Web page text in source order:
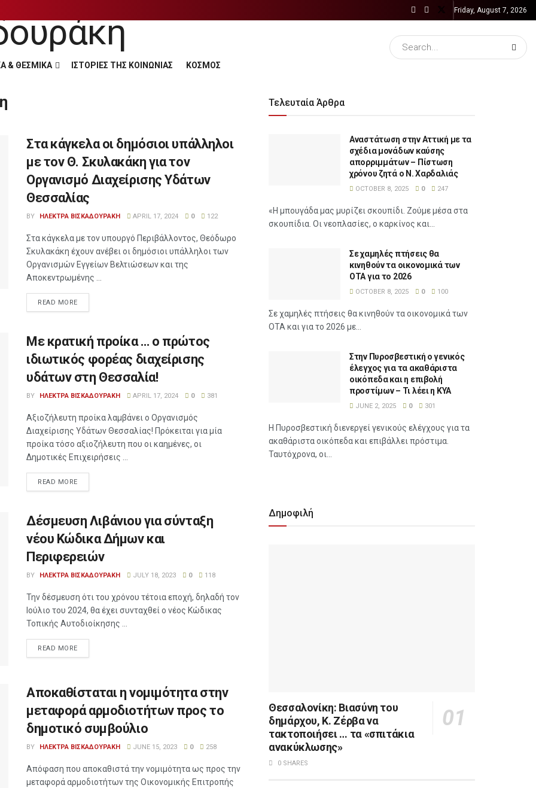
Friday, August 7, 2026
& ΘΕΣΜΙΚΑ ΙΣΤΟΡΙΕΣ ΤΗΣ ΚΟΙΝΩΝΙΑΣ ΚΟΣΜΟΣ
Στα κάγκελα οι δημόσιοι υπάλληλοι
με τον Θ. Σκυλακάκη για τον
Οργανισμό Διαχείρισης Υδάτων
Θεσσαλίας
BY ΗΛΕΚΤΡΑ ΒΙΣΚΑΔΟΥΡΑΚΗ APRIL 17, 2024 0 122
Στα κάγκελα με τον υπουργό Περιβάλλοντος, Θεόδωρο
Σκυλακάκη έχουν ανέβει οι δημόσιοι υπάλληλοι των
Οργανισμών Εγγείων Βελτιώσεων και της
Αποκεντρωμένης ...
READ MORE
Με κρατική προίκα … ο πρώτος
ιδιωτικός φορέας διαχείρισης
υδάτων στη Θεσσαλία!
BY ΗΛΕΚΤΡΑ ΒΙΣΚΑΔΟΥΡΑΚΗ APRIL 17, 2024 0 381
Αξιοζήλευτη προίκα λαμβάνει ο Οργανισμός
Διαχείρισης Υδάτων Θεσσαλίας! Πρόκειται για μία
προίκα τόσο αξιοζήλευτη που οι καημένες, οι
Δημοτικές Επιχειρήσεις ...
READ MORE
Δέσμευση Λιβάνιου για σύνταξη
νέου Κώδικα Δήμων και
Περιφερειών
BY ΗΛΕΚΤΡΑ ΒΙΣΚΑΔΟΥΡΑΚΗ JULY 18, 2023 0 118
Την δέσμευση ότι του χρόνου τέτοια εποχή, δηλαδή τον
Ιούλιο του 2024, θα έχει συνταχθεί ο νέος Κώδικας
Τοπικής Αυτοδιοίκησης ...
READ MORE
Αποκαθίσταται η νομιμότητα στην
μεταφορά αρμοδιοτήτων προς το
δημοτικό συμβούλιο
BY ΗΛΕΚΤΡΑ ΒΙΣΚΑΔΟΥΡΑΚΗ JUNE 15, 2023 0 258
Απόφαση που αποκαθιστά την νομιμότητα ως προς την
μεταφορά αρμοδιοτήτων της Οικονομικής Επιτροπής
Τελευταία Άρθρα
Αναστάτωση στην Αττική με τα
σχέδια μονάδων καύσης
απορριμμάτων – Πίστωση
χρόνου ζητά ο Ν. Χαρδαλιάς
OCTOBER 8, 2025 0 247
«Η μπουγάδα μας μυρίζει σκουπίδι. Ζούμε μέσα στα
σκουπίδια. Οι νεοπλασίες, ο καρκίνος και...
Σε χαμηλές πτήσεις θα
κινηθούν τα οικονομικά των
ΟΤΑ για το 2026
OCTOBER 8, 2025 0 100
Σε χαμηλές πτήσεις θα κινηθούν τα οικονομικά των
ΟΤΑ και για το 2026 με...
Στην Πυροσβεστική ο γενικός
έλεγχος για τα ακαθάριστα
οικόπεδα και η επιβολή
προστίμων – Τι λέει η ΚΥΑ
JUNE 2, 2025 0 301
Η Πυροσβεστική διενεργεί γενικούς ελέγχους για τα
ακαθάριστα οικόπεδα και επιβάλλει πρόστιμα.
Ταυτόχρονα, οι...
Δημοφιλή
Θεσσαλονίκη: Βιασύνη του
δημάρχου, Κ. Ζέρβα να
τακτοποιήσει … τα «σπιτάκια
ανακύκλωσης»
0 SHARES